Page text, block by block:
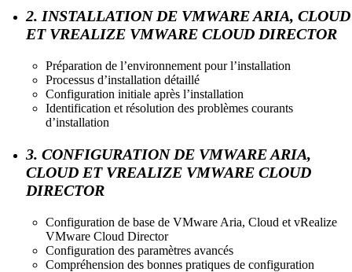
2. INSTALLATION DE VMWARE ARIA, CLOUD
ET VREALIZE VMWARE CLOUD DIRECTOR
Préparation de l’environnement pour l’installation
Processus d’installation détaillé
Configuration initiale après l’installation
Identification et résolution des problèmes courants
d’installation
3. CONFIGURATION DE VMWARE ARIA,
CLOUD ET VREALIZE VMWARE CLOUD
DIRECTOR
Configuration de base de VMware Aria, Cloud et vRealize
VMware Cloud Director
Configuration des paramètres avancés
Compréhension des bonnes pratiques de configuration